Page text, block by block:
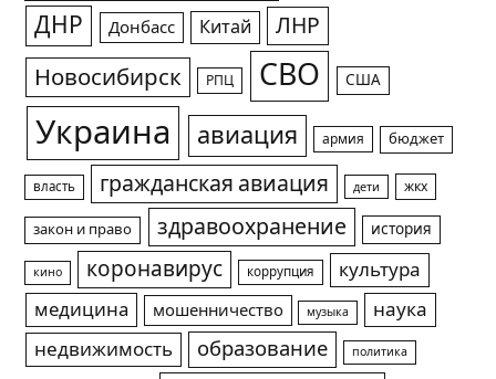
ДНР Донбасс Китай ЛНР
Новосибирск РПЦ СВО США
Украина авиация армия бюджет
власть гражданская авиация дети жкх
закон и право здравоохранение история
кино коронавирус коррупция
культура
медицина
мошенничество музыка
наука
недвижимость
образование политика